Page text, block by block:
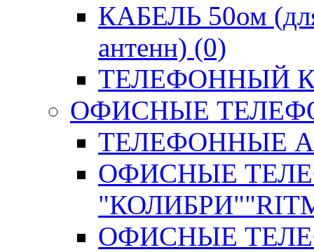
КАБЕЛЬ 50ом
антенн) (0)
ТЕЛЕФОННЫЙ
ОФИСНЫЕ
ТЕЛЕФОННЫЕ
ОФИСНЫЕ
ОФИСНЫЕ